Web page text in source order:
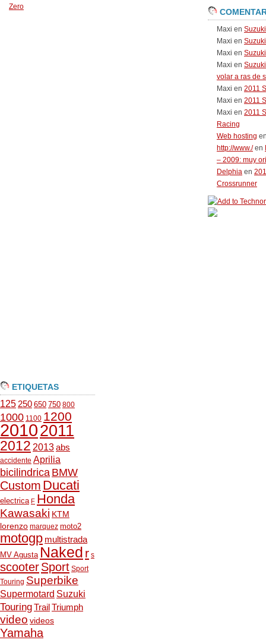
Zero
ETIQUETAS
125 250 650 750 800
1000 1100 1200
20102011
2012 2013abs
accidente Aprilia
bicilindrica BMW
Custom Ducati
electrica F Honda
Kawasaki KTM
lorenzo marquez moto2
motogp multistrada
MV Agusta Naked r s
scooterSport Sport
Touring Superbike
Supermotard Suzuki
TouringTrailTriumph
video videos
Yamaha
Maxi en
Maxi en
Maxi en
Maxi en
volar a ras de
Maxi en 2011
Maxi en 2011
Maxi en 2011
Racing
Web hosting
http://www./en
– 2009: muy
Delphia en
Crossrunner